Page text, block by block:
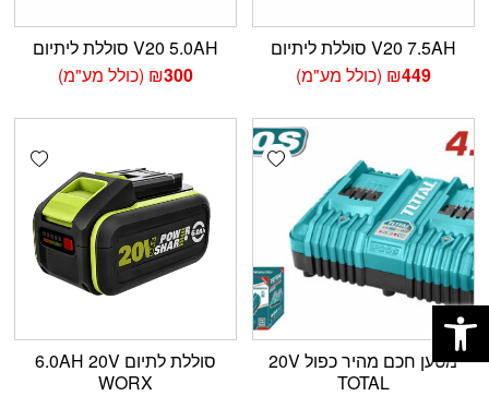
V20 7.5AH סוללת ליתיום
₪449 (כולל מע"מ)
V20 5.0AH סוללת ליתיום
₪300 (כולל מע"מ)
Add wishlist
מטען חכם מהיר כפול 20V
TOTAL
סוללת לתיום 6.0AH 20V
WORX
פתח סרגל נגישות